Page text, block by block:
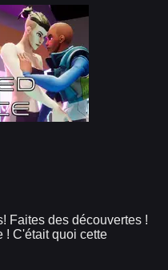
Faites des découvertes !
! C'était quoi cette